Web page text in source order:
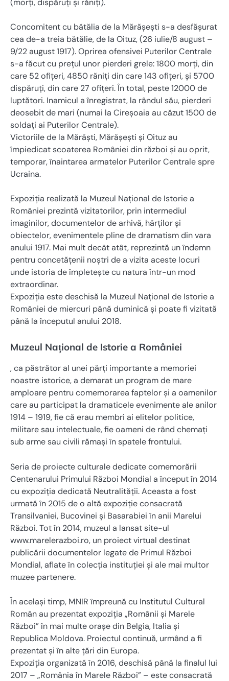
(morţi, dispăruţi şi răniţi).
Concomitent cu bătălia de la Mărășești s-a desfășurat
cea de-a treia bătălie, de la Oituz, (26 iulie/8 august –
9/22 august 1917). Oprirea ofensivei Puterilor Centrale
s-a făcut cu prețul unor pierderi grele: 1800 morți, din
care 52 ofițeri, 4850 răniți din care 143 ofițeri, și 5700
dispăruți, din care 27 ofițeri. În total, peste 12000 de
luptători. Inamicul a înregistrat, la rândul său, pierderi
deosebit de mari (numai la Cireșoaia au căzut 1500 de
soldați ai Puterilor Centrale).
Victoriile de la Mărăști, Mărășești și Oituz au
împiedicat scoaterea României din război și au oprit,
temporar, înaintarea armatelor Puterilor Centrale spre
Ucraina.
Expoziția realizată la Muzeul Național de Istorie a
României prezintă vizitatorilor, prin intermediul
imaginilor, documentelor de arhivă, hărților și
obiectelor, evenimentele pline de dramatism din vara
anului 1917. Mai mult decât atât, reprezintă un îndemn
pentru concetățenii noștri de a vizita aceste locuri
unde istoria de împletește cu natura într-un mod
extraordinar.
Expoziția este deschisă la Muzeul Național de Istorie a
României de miercuri până duminică și poate fi vizitată
până la începutul anului 2018.
Muzeul Național de Istorie a României
, ca păstrător al unei părți importante a memoriei
noastre istorice, a demarat un program de mare
amploare pentru comemorarea faptelor și a oamenilor
care au participat la dramaticele evenimente ale anilor
1914 – 1919, fie că erau membri ai elitelor politice,
militare sau intelectuale, fie oameni de rând chemați
sub arme sau civili rămași în spatele frontului.
Seria de proiecte culturale dedicate comemorării
Centenarului Primului Război Mondial a început în 2014
cu expoziția dedicată Neutralității. Aceasta a fost
urmată în 2015 de o altă expoziție consacrată
Transilvaniei, Bucovinei și Basarabiei în anii Marelui
Război. Tot în 2014, muzeul a lansat site-ul
www.marelerazboi.ro, un proiect virtual destinat
publicării documentelor legate de Primul Război
Mondial, aflate în colecția instituției și ale mai multor
muzee partenere.
În același timp, MNIR împreună cu Institutul Cultural
Român au prezentat expoziția „Românii și Marele
Război” în mai multe orașe din Belgia, Italia și
Republica Moldova. Proiectul continuă, urmând a fi
prezentat și în alte țări din Europa.
Expoziția organizată în 2016, deschisă până la finalul lui
2017 – „România în Marele Război” – este consacrată